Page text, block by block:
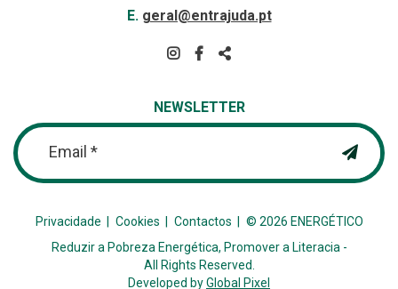
E. geral@entrajuda.pt
REDE
NEWSLETTER
Email *
Privacidade Cookies Contactos
© 2026 ENERGÉTICO
Reduzir a Pobreza Energética, Promover a Literacia -
All Rights Reserved.
Developed byGlobal Pixel